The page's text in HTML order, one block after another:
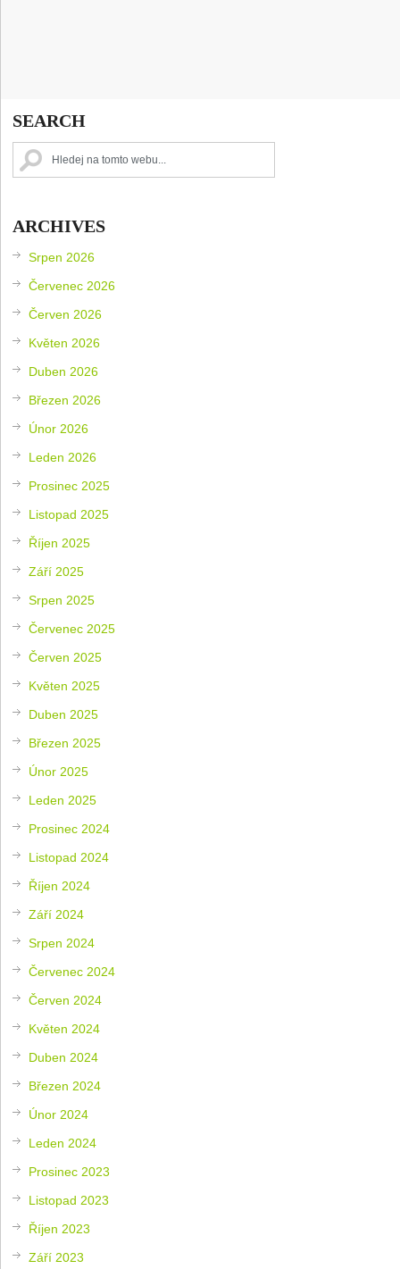
SEARCH
ARCHIVES
Srpen 2026
Červenec 2026
Červen 2026
Květen 2026
Duben 2026
Březen 2026
Únor 2026
Leden 2026
Prosinec 2025
Listopad 2025
Říjen 2025
Září 2025
Srpen 2025
Červenec 2025
Červen 2025
Květen 2025
Duben 2025
Březen 2025
Únor 2025
Leden 2025
Prosinec 2024
Listopad 2024
Říjen 2024
Září 2024
Srpen 2024
Červenec 2024
Červen 2024
Květen 2024
Duben 2024
Březen 2024
Únor 2024
Leden 2024
Prosinec 2023
Listopad 2023
Říjen 2023
Září 2023